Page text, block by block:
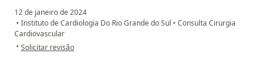
12 de janeiro de 2024
• Instituto de Cardiologia Do Rio Grande do Sul • Consulta Cirurgia
Cardiovascular
• na opinião do utilizador Ivana Maria Ourique
Solicitar revisão